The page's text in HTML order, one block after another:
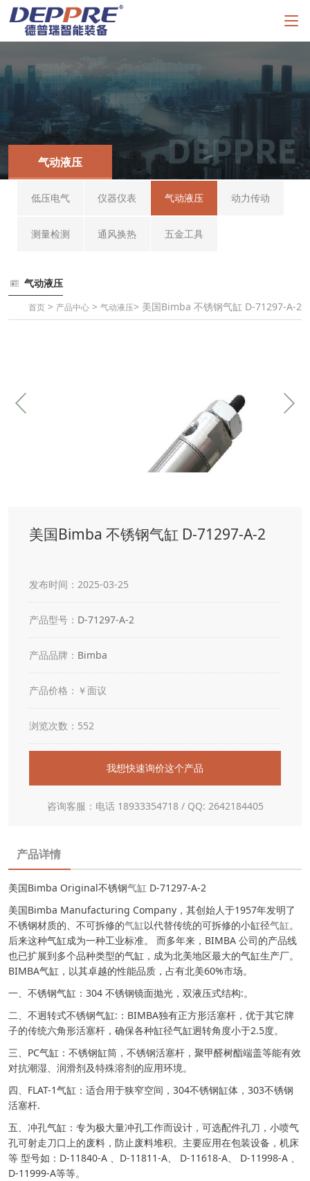
气动液压
低压电气 仪器仪表 气动液压 动力传动
测量检测 通风换热 五金工具
气动液压
首页 > 产品中心 > 气动液压> 美国Bimba 不锈钢气缸 D-71297-A-2
美国Bimba 不锈钢气缸 D-71297-A-2
发布时间：2025-03-25
产品型号： D-71297-A-2
产品品牌： Bimba
产品价格：￥面议
浏览次数：552
我想快速询价这个产品
咨询客服：电话 18933354718 / QQ: 2642184405
产品详情
美国Bimba Original不锈钢气缸 D-71297-A-2
美国Bimba Manufacturing Company，其创始人于1957年发明了
不锈钢材质的、不可拆修的气缸以代替传统的可拆修的小缸径气缸。
后来这种气缸成为一种工业标准。 而多年来，BIMBA 公司的产品线
也已扩展到多个品种类型的气缸，成为北美地区最大的气缸生产厂。
BIMBA气缸，以其卓越的性能品质，占有北美60%市场。
一、不锈钢气缸：304 不锈钢镜面抛光，双液压式结构:。
二、不迥转式不锈钢气缸:：BIMBA独有正方形活塞杆，优于其它牌
子的传统六角形活塞杆，确保各种缸径气缸迥转角度小于2.5度。
三、PC气缸：不锈钢缸筒，不锈钢活塞杆，聚甲醛树酯端盖等能有效
对抗潮湿、润滑剂及特殊溶剂的应用环境。
四、FLAT-1气缸：适合用于狭窄空间，304不锈钢缸体，303不锈钢
活塞杆.
五、冲孔气缸：专为极大量冲孔工作而设计，可选配件孔刀，小喷气
孔可射走刀口上的废料，防止废料堆积。主要应用在包装设备，机床
等 型号如：D-11840-A 、D-11811-A、 D-11618-A、 D-11998-A 、
D-11999-A等等。